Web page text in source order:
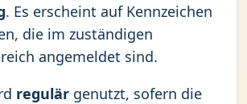
. Es erscheint auf Kennzeichen
die im zuständigen
angemeldet sind.
regulär genutzt, sofern die